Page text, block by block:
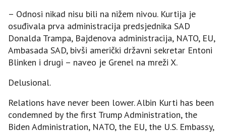
– Odnosi nikad nisu bili na nižem nivou. Kurtija je
osuđivala prva administracija predsjednika SAD
Donalda Trampa, Bajdenova administracija, NATO, EU,
Ambasada SAD, bivši američki državni sekretar Entoni
Blinken i drugi – naveo je Grenel na mreži X.
Delusional.
Relations have never been lower. Albin Kurti has been
condemned by the first Trump Administration, the
Biden Administration, NATO, the EU, the U.S. Embassy,